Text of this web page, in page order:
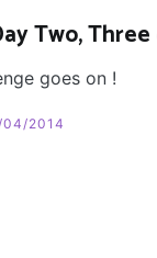
Two,
goes on !
04/2014